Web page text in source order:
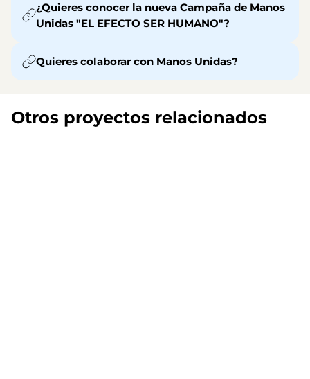
¿Quieres conocer la nueva Campaña de Manos
Unidas "EL EFECTO SER HUMANO"?
Quieres colaborar con Manos Unidas?
Otros proyectos relacionados